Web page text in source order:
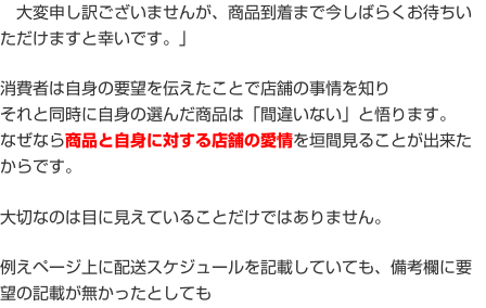
大変申し訳ございませんが、商品到着まで今しばらくお待ちい
ただけますと幸いです。」
消費者は自身の要望を伝えたことで店舗の事情を知り
それと同時に自身の選んだ商品は「間違いない」と悟ります。
なぜなら商品と自身に対する店舗の愛情を垣間見ることが出来た
からです。
大切なのは目に見えていることだけではありません。
例えページ上に配送スケジュールを記載していても、備考欄に要
望の記載が無かったとしても